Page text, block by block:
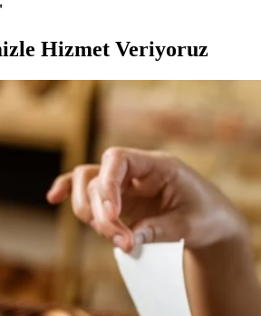
Hizmet Veriyoruz